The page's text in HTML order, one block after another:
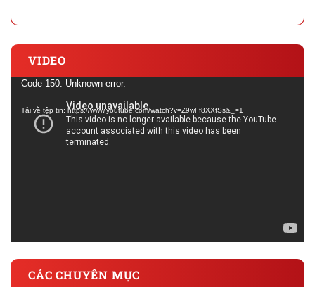
VIDEO
Trình
Video
Code 150: Unknown error.
Tải về tệp tin: https://www.youtube.com/watch?v=Z9wFf8XXfSs&_=1
CÁC CHUYÊN MỤC